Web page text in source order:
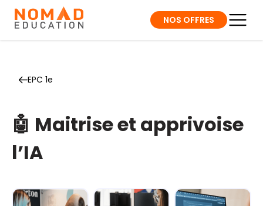
NOS OFFRES
EPC 1e
🤖 Maitrise et apprivoise
l’IA